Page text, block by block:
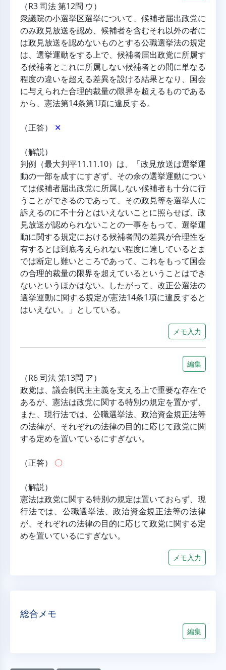
（R3 司法 第12問 ウ）
衆議院の小選挙区選挙について、候補者届出政党に
のみ政見放送を認め、候補者を含むそれ以外の者に
は政見放送を認めないものとする公職選挙法の規定
は、選挙運動をする上で、候補者届出政党に所属す
る候補者とこれに所属しない候補者との間に単なる
程度の違いを超える差異を設ける結果となり、国会
に与えられた合理的裁量の限界を超えるものである
から、憲法第14条第1項に違反する。
（正答） ✕
（解説）
判例（最大判平11.11.10）は、「政見放送は選挙運
動の一部を成すにすぎず、その余の選挙運動につい
ては候補者届出政党に所属しない候補者も十分に行
うことができるのであって、その政見等を選挙人に
訴えるのに不十分とはいえないことに照らせば、政
見放送が認められないことの一事をもって、選挙運
動に関する規定における候補者間の差異が合理性を
有するとは到底考えられない程度に達しているとま
では断定し難いところであって、これをもって国会
の合理的裁量の限界を超えているということはでき
ないというほかはない。したがって、改正公選法の
選挙運動に関する規定が憲法14条1項に違反すると
はいえない。」としている。
メモ入力
編集
（R6 司法 第13問 ア）
政党は、議会制民主主義を支える上で重要な存在で
あるが、憲法は政党に関する特別の規定を置かず、
また、現行法では、公職選挙法、政治資金規正法等
の法律が、それぞれの法律の目的に応じて政党に関
する定めを置いているにすぎない。
（正答） 〇
（解説）
憲法は政党に関する特別の規定は置いておらず、現
行法では、公職選挙法、政治資金規正法等の法律
が、それぞれの法律の目的に応じて政党に関する定
めを置いているにすぎない。
メモ入力
総合メモ
編集